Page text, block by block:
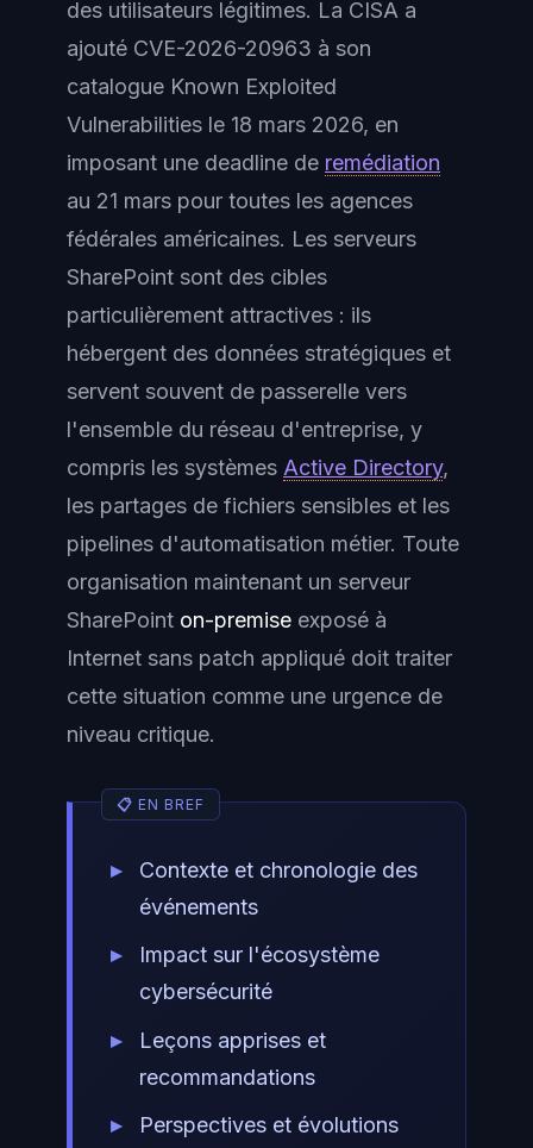
des utilisateurs légitimes. La CISA a
ajouté CVE-2026-20963 à son
catalogue Known Exploited
Vulnerabilities le 18 mars 2026, en
imposant une deadline de remédiation
au 21 mars pour toutes les agences
fédérales américaines. Les serveurs
SharePoint sont des cibles
particulièrement attractives : ils
hébergent des données stratégiques et
servent souvent de passerelle vers
l'ensemble du réseau d'entreprise, y
compris les systèmes Active Directory,
les partages de fichiers sensibles et les
pipelines d'automatisation métier. Toute
organisation maintenant un serveur
SharePoint on-premise exposé à
Internet sans patch appliqué doit traiter
cette situation comme une urgence de
niveau critique.
Contexte et chronologie des
événements
Impact sur l'écosystème
cybersécurité
Leçons apprises et
recommandations
Perspectives et évolutions